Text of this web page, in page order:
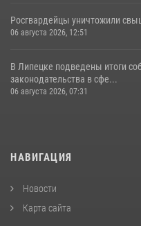
Росгвардейцы уничтожили
06 августа 2026, 12:51
В Липецке подведены итоги
законодательства в сфе...
06 августа 2026, 07:31
НАВИГАЦИЯ
Новости
Карта сайта